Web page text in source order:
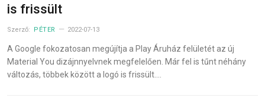
is frissült
Szerző: PÉTER 2022-07-13
A Google fokozatosan megújítja a Play Áruház felületét az új
Material You dizájnnyelvnek megfelelően. Már fel is tűnt néhány
változás, többek között a logó is frissült.…